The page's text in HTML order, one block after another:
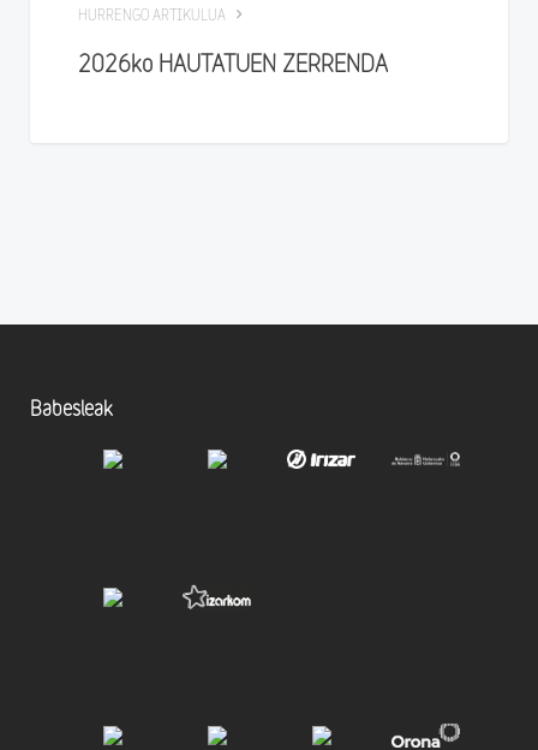
HURRENGO ARTIKULUA
2026ko HAUTATUEN ZERRENDA
Babesleak